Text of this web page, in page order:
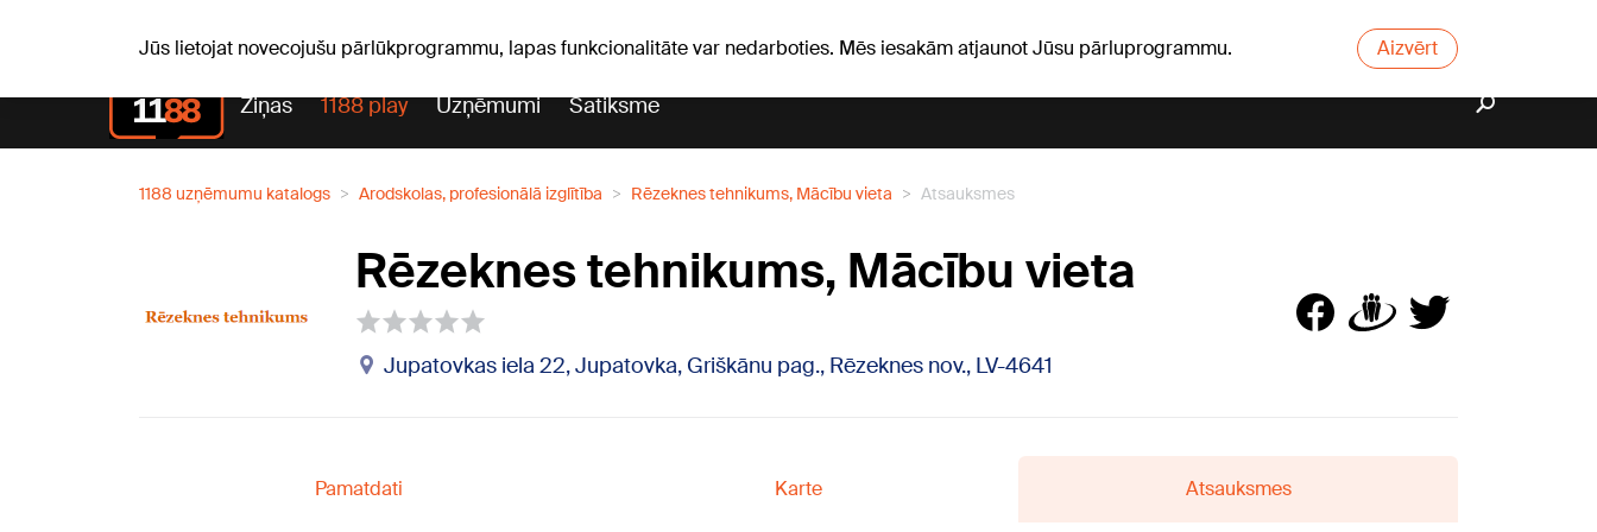
Jūs lietojat novecojušu pārlūkprogrammu, lapas funkcionalitāte var nedarboties. Mēs iesakām atjaunot Jūsu pārluprogrammu. Aizvērt
Ziņas 1188 play Uzņēmumi Satiksme
1188 uzņēmumu katalogs Arodskolas, profesionālā izglītība Rēzeknes tehnikums, Mācību vieta Atsauksmes
Rēzeknes tehnikums, Mācību vieta
Jupatovkas iela 22, Jupatovka, Griškānu pag., Rēzeknes nov., LV-4641
Pamatdati Karte Atsauksmes